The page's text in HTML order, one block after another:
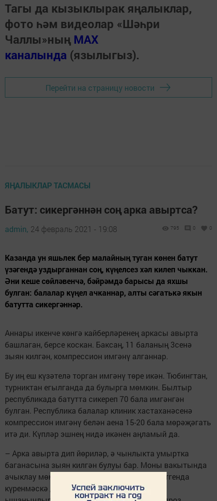
Тагы да кызыклырак яңалыклар,
фото һәм видеолар «Шәһри
Чаллы»ның MAX
каналында (язылыгыз).
Перейти на страницу новости
ЯҢАЛЫКЛАР ТАСМАСЫ
Батут: сикергәннән соң арка авыртса?
admin, 24 февраль 2021 - 19:08 795 0 0
Казанда ун яшьлек бер малайның туган көнен батут
үзәгендә уздырганнан соң, күңелсез хәл килеп чыккан.
Әни кеше сөйләвенчә, бәйрәмдә барысы да яхшы
булган: балалар күңел ачканнар, алты сәгатькә якын
батутта сикергәннәр.
Аннары икенче көнгә кайберләренең аркасы авырта
башлаган, берсе коскан. Баксаң, 11 баланың 3сенә
зыян килгән, компрессион имгәнү алганнар.
Бу иң еш күзәтелә торган имгәнү төре икән. Тюбингтан,
турниктан егылганда да булырга мөмкин. Былтыр
республикада батутта сикереп 70 бала имгәнгән
булган. Республика балалар клиник хастаханәсенә
компрессион имгәнү белән аена 15-20 бала мөрәҗәгать
итә ди. Күпләр эшнең нидә икәнен аңламый да.
– Арка авырта дип йөриләр, ә чынлыкта умыртка
баганасына зыян килгән булуы бар. Моны вакытында
ачыклау мөһим. Компрессион сынулар рентгенда
күренмәскә дә мөмкин, шуңа да МРТ ясату